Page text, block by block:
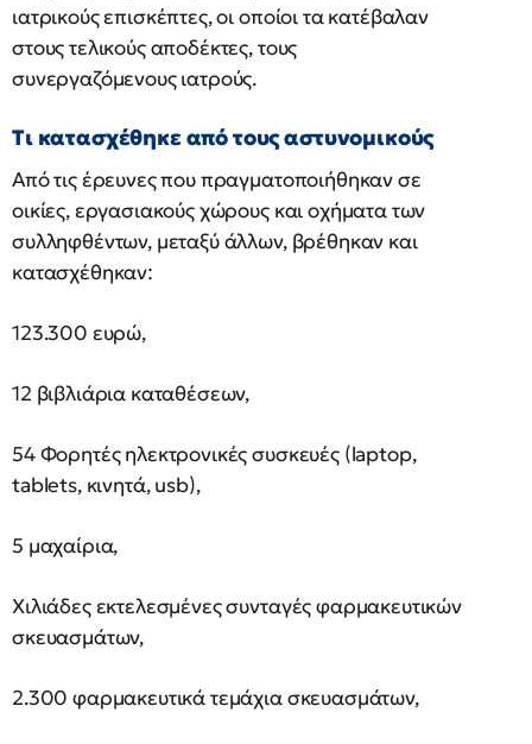
ιατρικούς επισκέπτες, οι οποίοι τα κατέβαλαν
στους τελικούς αποδέκτες, τους
συνεργαζόμενους ιατρούς.
Τι κατασχέθηκε από τους αστυνομικούς
Από τις έρευνες που πραγματοποιήθηκαν σε
οικίες, εργασιακούς χώρους και οχήματα των
συλληφθέντων, μεταξύ άλλων, βρέθηκαν και
κατασχέθηκαν:
123.300 ευρώ,
12 βιβλιάρια καταθέσεων,
54 Φορητές ηλεκτρονικές συσκευές (laptop,
tablets, κινητά, usb),
5 μαχαίρια,
Χιλιάδες εκτελεσμένες συνταγές φαρμακευτικών
σκευασμάτων,
2.300 φαρμακευτικά τεμάχια σκευασμάτων,